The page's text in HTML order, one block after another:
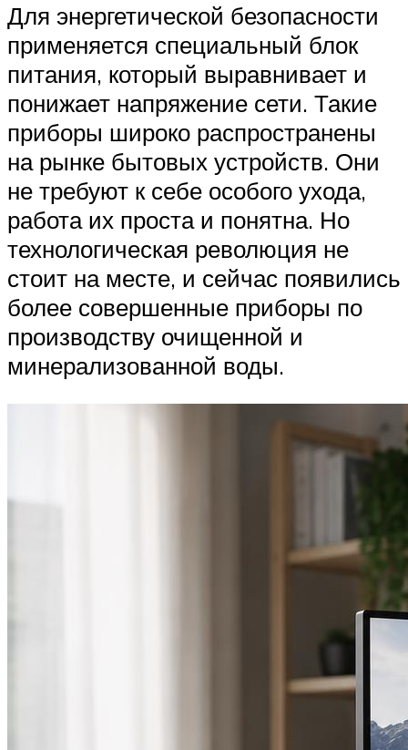
Для энергетической безопасности
применяется специальный блок
питания, который выравнивает и
понижает напряжение сети. Такие
приборы широко распространены
на рынке бытовых устройств. Они
не требуют к себе особого ухода,
работа их проста и понятна. Но
технологическая революция не
стоит на месте, и сейчас появились
более совершенные приборы по
производству очищенной и
минерализованной воды.